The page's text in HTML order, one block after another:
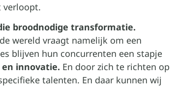
verloopt.
broodnodige transformatie.
wereld vraagt namelijk om een
blijven hun concurrenten een stapje
innovatie. En door zich te richten op
talenten. En daar kunnen wij